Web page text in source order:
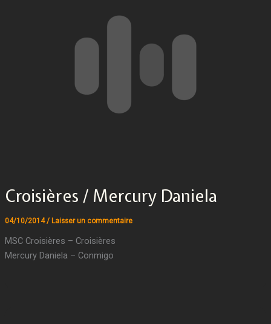
Croisières / Mercury Daniela
04/10/2014/ Laisser un commentaire
MSC Croisières – Croisières
Mercury Daniela – Conmigo